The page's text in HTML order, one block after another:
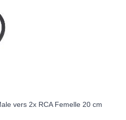
vers 2x RCA Femelle 20 cm